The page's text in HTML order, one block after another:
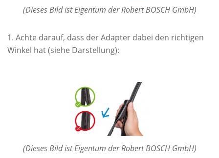
(Dieses Bild ist Eigentum der Robert BOSCH GmbH)
Achte darauf, dass der Adapter dabei den richtigen
Winkel hat (siehe Darstellung):
(Dieses Bild ist Eigentum der Robert BOSCH GmbH)